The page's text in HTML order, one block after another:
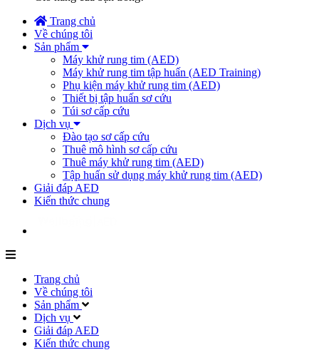
Trang chủ
Về chúng tôi
Sản phẩm
Máy khử rung tim (AED)
Máy khử rung tim tập huấn (AED Training)
Phụ kiện máy khử rung tim (AED)
Thiết bị tập huấn sơ cứu
Túi sơ cấp cứu
Dịch vụ
Đào tạo sơ cấp cứu
Thuê mô hình sơ cấp cứu
Thuê máy khử rung tim (AED)
Tập huấn sử dụng máy khử rung tim (AED)
Giải đáp AED
Kiến thức chung
Trang chủ
Về chúng tôi
Sản phẩm
Dịch vụ
Giải đáp AED
Kiến thức chung